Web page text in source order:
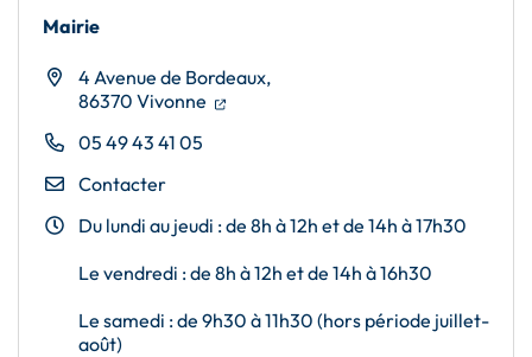
Mairie
4 Avenue de Bordeaux,
86370 Vivonne (ouverture dans un nouvel onglet)
(ouverture dans un nouvel onglet)
05 49 43 41 05
Contacter
Du lundi au jeudi : de 8h à 12h et de 14h à 17h30
Le vendredi : de 8h à 12h et de 14h à 16h30
Le samedi : de 9h30 à 11h30 (hors période juillet-
août)